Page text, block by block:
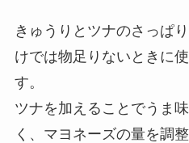
きゅうりとツナのさっぱ
けでは物足りないときに
す。
ツナを加えることでうま
く、マヨネーズの量を調